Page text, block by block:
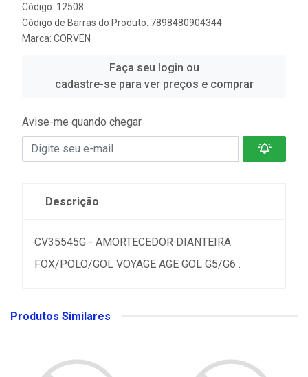
Código: 12508
Código de Barras do Produto: 7898480904344
Marca: CORVEN
Faça seu login ou
cadastre-se para ver preços e comprar
Avise-me quando chegar
Descrição
CV35545G - AMORTECEDOR DIANTEIRA
FOX/POLO/GOL VOYAGE AGE GOL G5/G6 .
Produtos Similares